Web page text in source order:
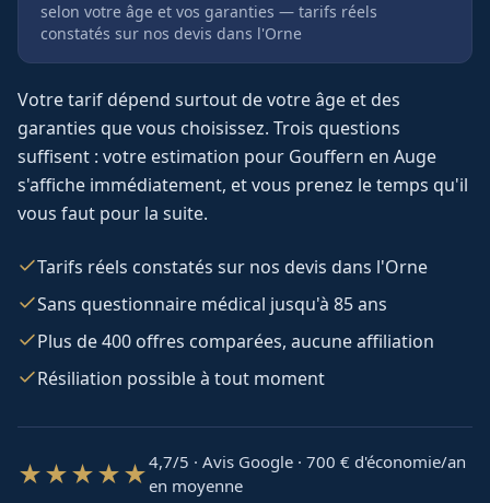
selon votre âge et vos garanties — tarifs réels
constatés sur nos devis dans l'Orne
Votre tarif dépend surtout de votre âge et des
garanties que vous choisissez. Trois questions
suffisent : votre estimation pour Gouffern en Auge
s'affiche immédiatement, et vous prenez le temps qu'il
vous faut pour la suite.
Tarifs réels constatés sur nos devis dans l'Orne
Sans questionnaire médical jusqu'à 85 ans
Plus de 400 offres comparées, aucune affiliation
Résiliation possible à tout moment
★★★★★4,7/5 · Avis Google · 700 € d'économie/an
en moyenne